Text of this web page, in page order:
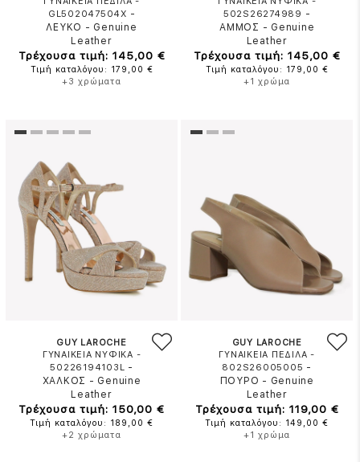
GL502047504X -
ΛΕΥΚΟ - Genuine
Leather
Τρέχουσα τιμή: 145,00 €
Τιμή καταλόγου: 179,00 €
+3 χρώματα
502S26274989 -
ΑΜΜΟΣ - Genuine
Leather
Τρέχουσα τιμή: 145,00 €
Τιμή καταλόγου: 179,00 €
+1 χρώμα
GUY LAROCHE
ΓΥΝΑΙΚΕΙΑ ΝΥΦΙΚΑ -
50226194103L -
ΧΑΛΚΟΣ - Genuine
Leather
Τρέχουσα τιμή: 150,00 €
Τιμή καταλόγου: 189,00 €
+2 χρώματα
GUY LAROCHE
ΓΥΝΑΙΚΕΙΑ ΠΕΔΙΛΑ -
802S26005005 -
ΠΟΥΡΟ - Genuine
Leather
Τρέχουσα τιμή: 119,00 €
Τιμή καταλόγου: 149,00 €
+1 χρώμα